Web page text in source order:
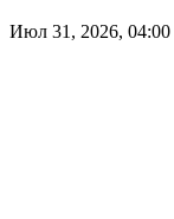
Июл 31, 2026, 04:00